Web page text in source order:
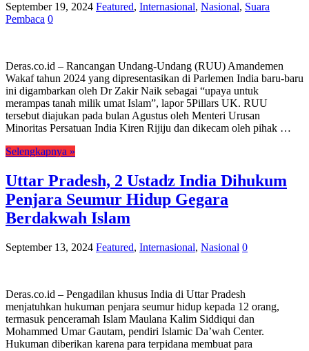
September 19, 2024 Featured, Internasional, Nasional, Suara
Pembaca 0
Deras.co.id – Rancangan Undang-Undang (RUU) Amandemen
Wakaf tahun 2024 yang dipresentasikan di Parlemen India baru-baru
ini digambarkan oleh Dr Zakir Naik sebagai “upaya untuk
merampas tanah milik umat Islam”, lapor 5Pillars UK. RUU
tersebut diajukan pada bulan Agustus oleh Menteri Urusan
Minoritas Persatuan India Kiren Rijiju dan dikecam oleh pihak …
Selengkapnya »
Uttar Pradesh, 2 Ustadz India Dihukum
Penjara Seumur Hidup Gegara
Berdakwah Islam
September 13, 2024 Featured, Internasional, Nasional 0
Deras.co.id – Pengadilan khusus India di Uttar Pradesh
menjatuhkan hukuman penjara seumur hidup kepada 12 orang,
termasuk penceramah Islam Maulana Kalim Siddiqui dan
Mohammed Umar Gautam, pendiri Islamic Da’wah Center.
Hukuman diberikan karena para terpidana membuat para